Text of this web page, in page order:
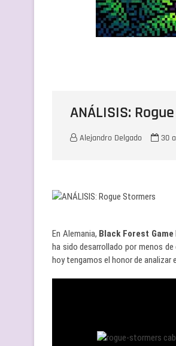
ANÁLISIS:
Alejandro Delgado 30
En Alemania, Black Forest Game
ha sido desarrollado por menos
hoy tengamos el honor de analizar